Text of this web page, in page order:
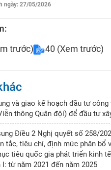
ngày: 27/05/2026
trước) 40 (Xem trước)
và giao kế hoạch đầu tư
thông Quân đội) để đầu tư
Điều 2 Nghị quyết số 258/
tắc, tiêu chí, định mức phân
tiêu quốc gia phát triển kinh
từ năm 2021 đến năm 2025